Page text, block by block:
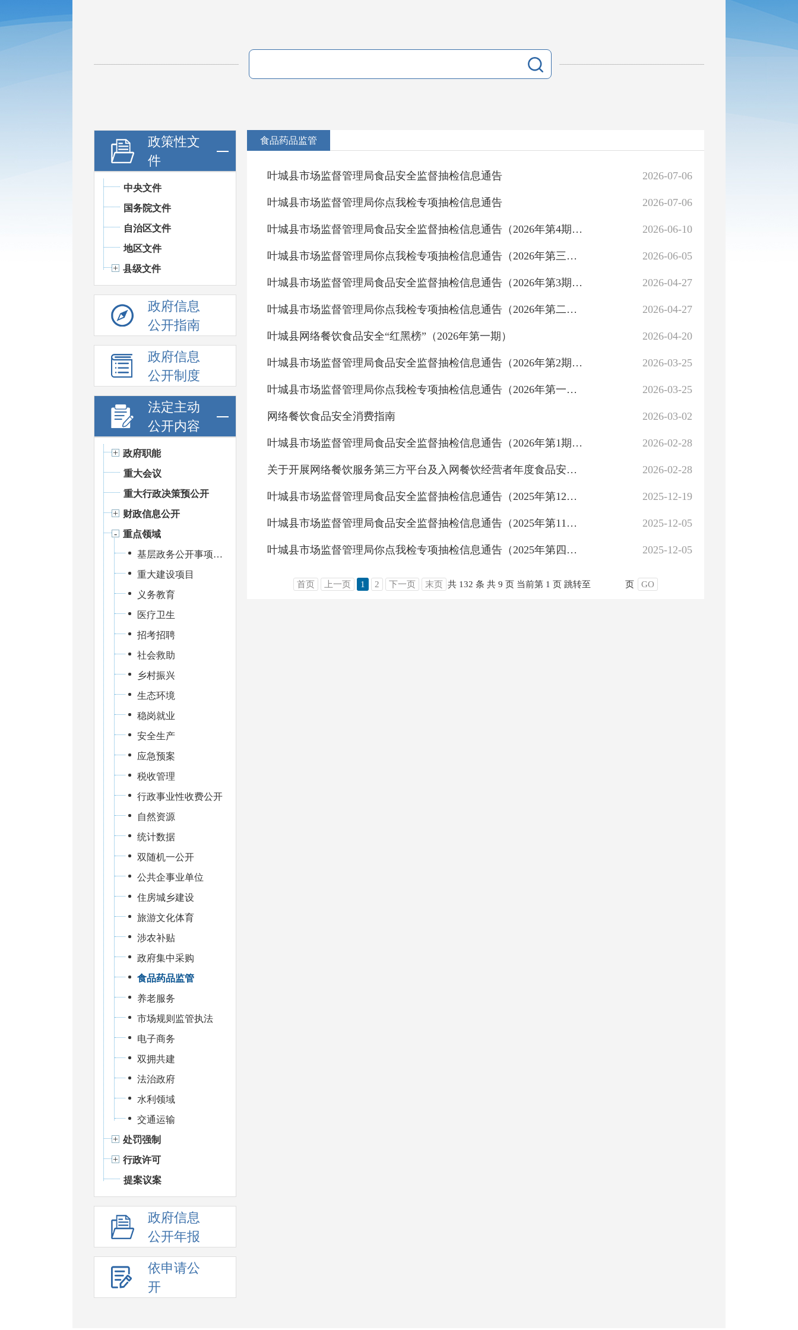
政策性文
件
中央文件
国务院文件
自治区文件
地区文件
县级文件
政府信息
公开指南
政府信息
公开制度
法定主动
公开内容
政府职能
重大会议
重大行政决策预公开
财政信息公开
重点领域
基层政务公开事项标准目录
重大建设项目
义务教育
医疗卫生
招考招聘
社会救助
乡村振兴
生态环境
稳岗就业
安全生产
应急预案
税收管理
行政事业性收费公开
自然资源
统计数据
双随机一公开
公共企事业单位
住房城乡建设
旅游文化体育
涉农补贴
政府集中采购
食品药品监管
养老服务
市场规则监管执法
电子商务
双拥共建
法治政府
水利领域
交通运输
处罚强制
行政许可
提案议案
政府信息
公开年报
依申请公
开
食品药品监管
2026-07-06
叶城县市场监督管理局食品安全监督抽检信息通告
2026-07-06
叶城县市场监督管理局你点我检专项抽检信息通告
2026-06-10
叶城县市场监督管理局食品安全监督抽检信息通告（2026年第4期）2026年第4号
2026-06-05
叶城县市场监督管理局你点我检专项抽检信息通告（2026年第三期）2026年第3号
2026-04-27
叶城县市场监督管理局食品安全监督抽检信息通告（2026年第3期）2026年第3号
2026-04-27
叶城县市场监督管理局你点我检专项抽检信息通告（2026年第二期）2026年第2号
2026-04-20
叶城县网络餐饮食品安全“红黑榜”（2026年第一期）
2026-03-25
叶城县市场监督管理局食品安全监督抽检信息通告（2026年第2期）2026年第2号
2026-03-25
叶城县市场监督管理局你点我检专项抽检信息通告（2026年第一期）2026年第1号
2026-03-02
网络餐饮食品安全消费指南
2026-02-28
叶城县市场监督管理局食品安全监督抽检信息通告（2026年第1期）2026年第1号
2026-02-28
关于开展网络餐饮服务第三方平台及入网餐饮经营者年度食品安全自查的通告
2025-12-19
叶城县市场监督管理局食品安全监督抽检信息通告（2025年第12期）2025年第12号
2025-12-05
叶城县市场监督管理局食品安全监督抽检信息通告（2025年第11期）2025年第11号
2025-12-05
叶城县市场监督管理局你点我检专项抽检信息通告（2025年第四期）2025年第4号
首页 上一页 1 2 下一页 末页 共 132 条 共 9 页 当前第 1 页 跳转至 页 GO